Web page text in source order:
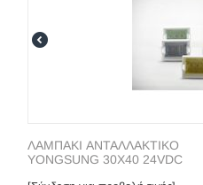
ΛΑΜΠΑΚΙ ΑΝΤΑΛΛΑΚΤΙΚΟ
YONGSUNG 30X40 24VDC